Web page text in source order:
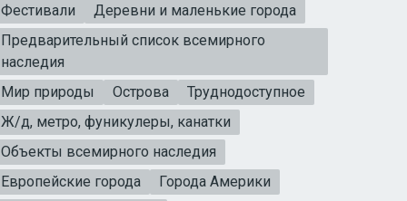
Фестивали
Деревни и маленькие города
Предварительный список всемирного
наследия
Мир природы
Острова
Труднодоступное
Ж/д, метро, фуникулеры, канатки
Объекты всемирного наследия
Европейские города
Города Америки